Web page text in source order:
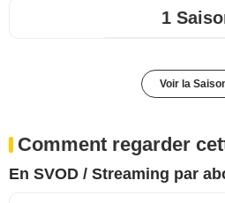
1
Voir la
Comment regarder
En SVOD / Streaming par